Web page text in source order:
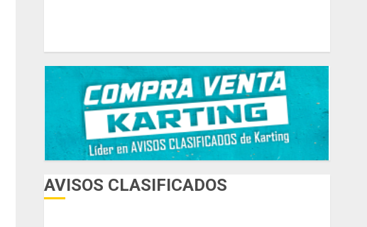
AVISOS CLASIFICADOS